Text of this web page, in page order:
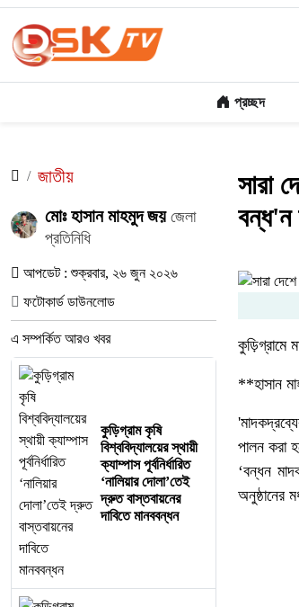
প্রচ্ছদ
জাতীয়
মোঃ হাসান মাহমুদ জয় জেলা
প্রতিনিধি
আপডেট : শুক্রবার, ২৬ জুন ২০২৬
ফটোকার্ড ডাউনলোড
এ সম্পর্কিত আরও খবর
কুড়িগ্রাম কৃষি
বিশ্ববিদ্যালয়ের স্থায়ী
ক্যাম্পাস পূর্বনির্ধারিত
‘নালিয়ার দোলা’তেই
দ্রুত বাস্তবায়নের
দাবিতে মানববন্ধন
সারা
বন্ধ'ন
কুড়িগ্রামে
**হাসান
পালন করা
‘বন্ধন
অনুষ্ঠানের